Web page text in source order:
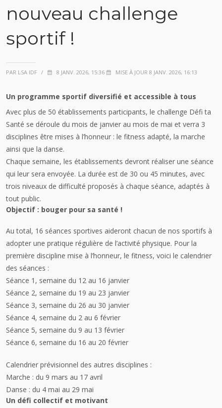
nouveau challenge
sportif !
PAR LSA IDF / 8 JANV. 2026, 15:36 MISE À JOUR 8 JANV. 2026, 16:13
Un programme sportif diversifié et accessible à tous
Avec plus de 50 établissements participants, le challenge Défi ta
Santé se déroule du mois de janvier au mois de mai et verra 3
disciplines être mises à l’honneur : le fitness adapté, la marche
ainsi que la danse.
Chaque semaine, les établissements devront réaliser une séance
qui leur sera envoyée. La durée est de 30 ou 45 minutes, avec
trois niveaux de difficulté proposés à chaque séance, adaptés à
tout public.
Objectif : bouger pour sa santé !
Au total, 16 séances sportives aideront chacun de nos sportifs à
adopter une pratique régulière de l’activité physique. Pour la
première discipline mise à l’honneur, le fitness, voici le calendrier
des séances :
Séance 1, semaine du 12 au 16 janvier
Séance 2, semaine du 19 au 23 janvier
Séance 3, semaine du 26 au 30 janvier
Séance 4, semaine du 2 au 6 février
Séance 5, semaine du 9 au 13 février
Séance 6, semaine du 16 au 20 février
Calendrier prévisionnel des autres disciplines :
Marche : du 9 mars au 17 avril
Danse : du 4 mai au 29 mai
Un défi collectif et motivant